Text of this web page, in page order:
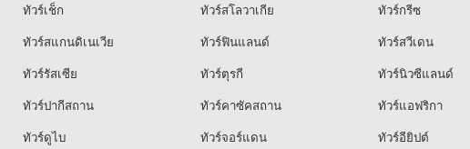
ทัวร์เช็ก ทัวร์สโลวาเกีย ทัวร์กรีซ
ทัวร์สแกนดิเนเวีย ทัวร์ฟินแลนด์ ทัวร์สวีเดน
ทัวร์รัสเซีย ทัวร์ตุรกี ทัวร์นิวซีแลนด์
ทัวร์ปากีสถาน ทัวร์คาซัคสถาน ทัวร์แอฟริกา
ทัวร์ดูไบ ทัวร์จอร์แดน ทัวร์อียิปต์